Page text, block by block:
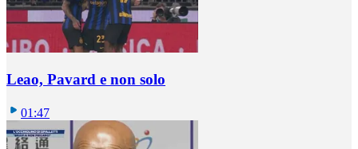
Leao, Pavard e non solo
01:47